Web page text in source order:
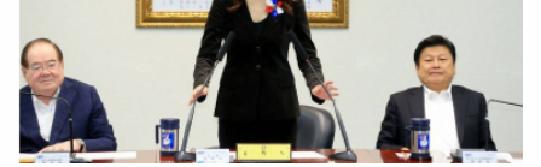
3、若股房同時過冷或過熱，都不利執政黨選情。因此，預
測政府對股市發展最可能採取的策略，將是：「先降溫、後
維穩」，亦即是在6、7月股市過熱前，適度冷卻市場，避免
股市失控暴衝，選前再適度釋出利多穩定股民信心。選前房
市走勢大預測：「房價適度鬆動、政策就跟著鬆綁」李同榮
樣的做法，恐將中華民國的主權、台灣的前途及國人的自由
民主生活，淪為政治操作的工具，「而這既不利己又有損國
家的言論，實在是
玩火玩過了頭」。他也從歷史角度指出，
國共過去多次談判，包括西藏、香港的發展經驗，最終都顯
示「沒有實力的和平終告失敗」，甚至可能助長侵略者的行
為。他強調，「所以還是要有實力的和平，才是我們建立起